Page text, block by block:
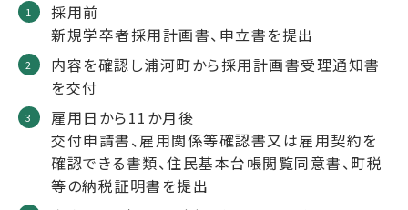
採用前
新規学卒者採用計画書、申立書を提出
内容を確認し浦河町から採用計画書受理通知書
を交付
雇用日から11か月後
交付申請書、雇用関係等確認書又は雇用契約を
確認できる書類、住民基本台帳閲覧同意書、町税
等の納税証明書を提出